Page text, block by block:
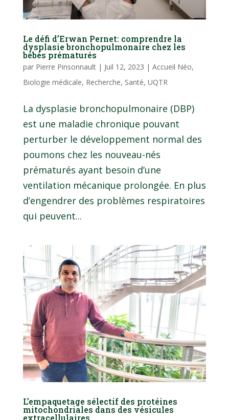
Le défi d’Erwan Pernet: comprendre la
dysplasie bronchopulmonaire chez les
bébés prématurés
par Pierre Pinsonnault| Juil 12, 2023 | Accueil Néo,
Biologie médicale, Recherche, Santé, UQTR
La dysplasie bronchopulmonaire (DBP)
est une maladie chronique pouvant
perturber le développement normal des
poumons chez les nouveau-nés
prématurés ayant besoin d’une
ventilation mécanique prolongée. En plus
d’engendrer des problèmes respiratoires
qui peuvent...
L’empaquetage sélectif des protéines
mitochondriales dans des vésicules